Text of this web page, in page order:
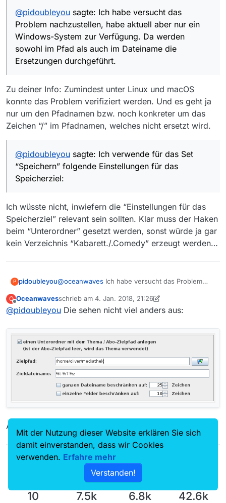
Ersetzungen durchgeführt.
Wie sehen deine Einstellungen aus?
@pidoubleyou sagte: Ich habe versucht das
Problem nachzustellen, habe aktuell aber nur ein
Windows-System zur Verfügung. Da werden
sowohl im Pfad als auch im Dateiname die
Ersetzungen durchgeführt.
Zu deiner Info: Zumindest unter Linux und macOS
konnte das Problem verifiziert werden. Und es geht ja
nur um den Pfadnamen bzw. noch konkreter um das
Zeichen “/” im Pfadnamen, welches nicht ersetzt wird.
@pidoubleyou sagte: Ich verwende für das Set
“Speichern” folgende Einstellungen für das
Speicherziel:
Ich wüsste nicht, inwiefern die “Einstellungen für das
Speicherziel” relevant sein sollten. Klar muss der Haken
beim “Unterordner” gesetzt werden, sonst würde ja gar
kein Verzeichnis “Kabarett./.Comedy” erzeugt werden…
P pidoubleyou@oceanwaves Ich habe versucht das Problem
Windows-System zur Verfügung. Da werden
sowohl im Pfad als auch im Dateiname die
Ich verwende für das Set “Speichern” folgende
Einstellungen für das Speicherziel:
O
Offline
Oceanwavesschrieb am 4. Jan. 2018, 21:26
zuletzt editiert von Oceanwaves
@pidoubleyou Die sehen nicht viel anders aus:
Allerdings hast du ein Zeichensatz-Problem ;-).
10 7.5k 6.8k 42.6k
Mit der Nutzung dieser Website erklären Sie sich
damit einverstanden, dass wir Cookies
verwenden. Erfahre mehr
Verstanden!